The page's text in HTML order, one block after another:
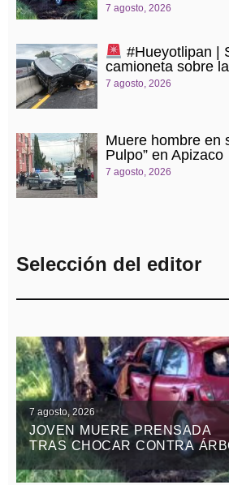
7 agosto, 2026
#Hueyotlipan |
camioneta sobre
7 agosto, 2026
Muere hombre en
Pulpo” en Apizaco
7 agosto, 2026
Selección del editor
7 agosto, 2026
JOVEN MUERE PRENSADA
TRAS CHOCAR CONTRA
EN LA APIZACO-TLAXCO, EN
ATLANGATEPEC